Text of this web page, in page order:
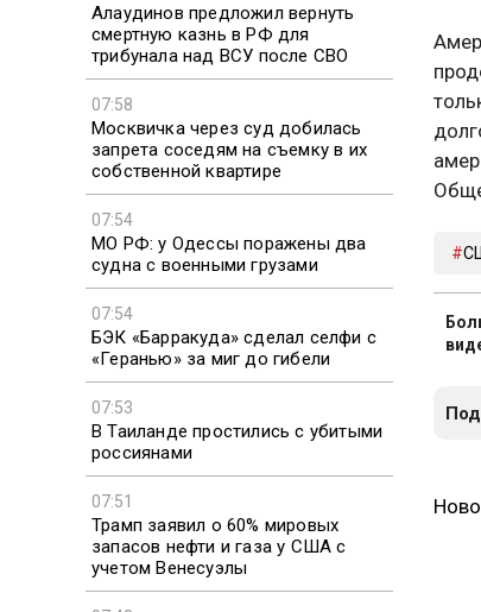
Алаудинов предложил вернуть
смертную казнь в РФ для
трибунала над ВСУ после СВО
07:58
Москвичка через суд добилась
запрета соседям на съемку в их
собственной квартире
07:54
МО РФ: у Одессы поражены два
судна с военными грузами
07:54
БЭК «Барракуда» сделал селфи с
«Геранью» за миг до гибели
07:53
В Таиланде простились с убитыми
россиянами
07:51
Трамп заявил о 60% мировых
запасов нефти и газа у США с
учетом Венесуэлы